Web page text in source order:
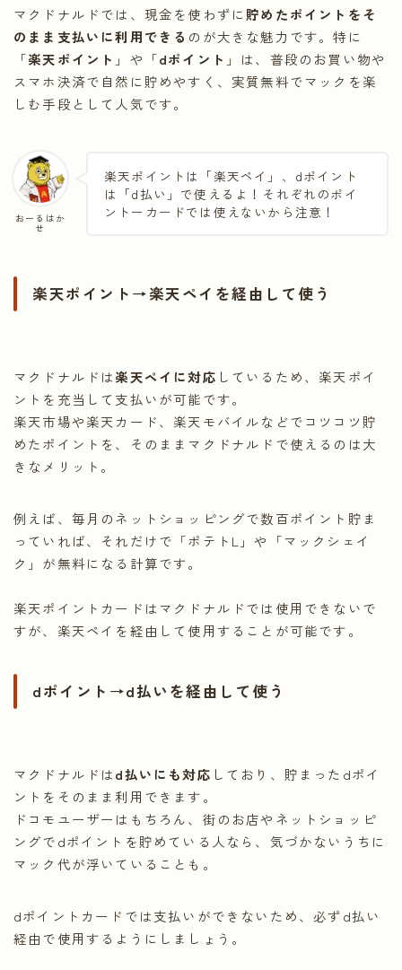
マクドナルドでは、現金を使わずに貯めたポイントをそ
のまま支払いに利用できる のが大きな魅力です。特に
「楽天ポイント 」や「dポイント 」は、普段のお買い物や
スマホ決済で自然に貯めやすく、実質無料でマックを楽
しむ手段として人気です。
おーるはか
せ
楽天ポイントは「楽天ペイ」、dポイント
は「d払い」で使えるよ！それぞれのポイ
ントーカードでは使えないから注意！
楽天ポイント→楽天ペイを経由して使う
マクドナルドは楽天ペイに対応 しているため、楽天ポイ
ントを充当して支払いが可能です。
楽天市場や楽天カード、楽天モバイルなどでコツコツ貯
めたポイントを、そのままマクドナルドで使えるのは大
きなメリット。
例えば、毎月のネットショッピングで数百ポイント貯ま
っていれば、それだけで「ポテトL」や「マックシェイ
ク」が無料になる計算です。
楽天ポイントカードはマクドナルドでは使用できないで
すが、楽天ペイを経由して使用することが可能です。
dポイント→d払いを経由して使う
マクドナルドはd払いにも対応 しており、貯まったdポイ
ントをそのまま利用できます。
ドコモユーザーはもちろん、街のお店やネットショッピ
ングでdポイントを貯めている人なら、気づかないうちに
マック代が浮いていることも。
dポイントカードでは支払いができないため、必ずd払い
経由で使用するようにしましょう。